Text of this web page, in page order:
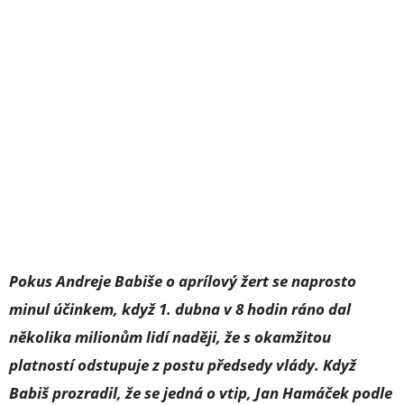
Pokus Andreje Babiše o aprílový žert se naprosto
minul účinkem, když 1. dubna v 8 hodin ráno dal
několika milionům lidí naději, že s okamžitou
platností odstupuje z postu předsedy vlády. Když
Babiš prozradil, že se jedná o vtip, Jan Hamáček podle